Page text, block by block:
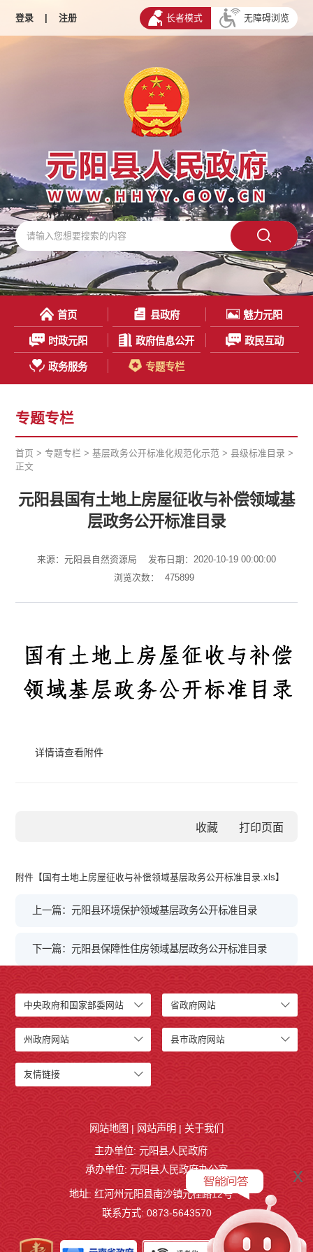
登录 | 注册 长者模式 无障碍浏览
首页 县政府 魅力元阳
时政元阳 政府信息公开 政民互动
政务服务 专题专栏
专题专栏
首页 >专题专栏 >基层政务公开标准化规范化示范 >县级标准目录 >
正文
元阳县国有土地上房屋征收与补偿领域基
层政务公开标准目录
来源：元阳县自然资源局
发布日期：2020-10-19 00:00:00
浏览次数：
475899
详情请查看附件
收藏
附件【 国有土地上房屋征收与补偿领域基层政务公开标准目录.xls】
上一篇：元阳县环境保护领域基层政务公开标准目录
下一篇：元阳县保障性住房领域基层政务公开标准目录
中央政府和国家部委网站 省政府网站
州政府网站 县市政府网站
友情链接
x
网站地图 | 网站声明 | 关于我们
主办单位: 元阳县人民政府
承办单位: 元阳县人民政府办公室
地址: 红河州元阳县南沙镇元桂路12号
联系方式: 0873-5643570